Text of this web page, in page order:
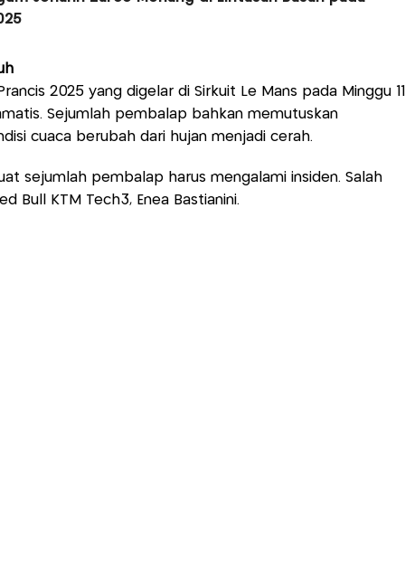
2025 yang digelar di Sirkuit Le Mans pada Minggu 11
Sejumlah pembalap bahkan memutuskan
cuaca berubah dari hujan menjadi cerah.
sejumlah pembalap harus mengalami insiden. Salah
Bull KTM Tech3, Enea Bastianini.